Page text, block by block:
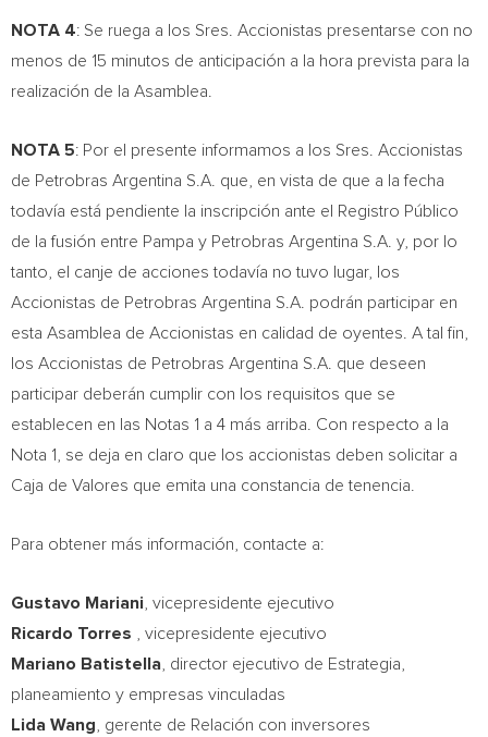
NOTA 4: Se ruega a los Sres. Accionistas presentarse con no
menos de 15 minutos de anticipación a la hora prevista para la
realización de la Asamblea.
NOTA 5: Por el presente informamos a los Sres. Accionistas
de Petrobras Argentina S.A. que, en vista de que a la fecha
todavía está pendiente la inscripción ante el Registro Público
de la fusión entre Pampa y Petrobras Argentina S.A. y, por lo
tanto, el canje de acciones todavía no tuvo lugar, los
Accionistas de Petrobras Argentina S.A. podrán participar en
esta Asamblea de Accionistas en calidad de oyentes. A tal fin,
los Accionistas de Petrobras Argentina S.A. que deseen
participar deberán cumplir con los requisitos que se
establecen en las Notas 1 a 4 más arriba. Con respecto a la
Nota 1, se deja en claro que los accionistas deben solicitar a
Caja de Valores que emita una constancia de tenencia.
Para obtener más información, contacte a:
Gustavo Mariani , vicepresidente ejecutivo
Ricardo Torres , vicepresidente ejecutivo
Mariano Batistella , director ejecutivo de Estrategia,
planeamiento y empresas vinculadas
Lida Wang , gerente de Relación con inversores